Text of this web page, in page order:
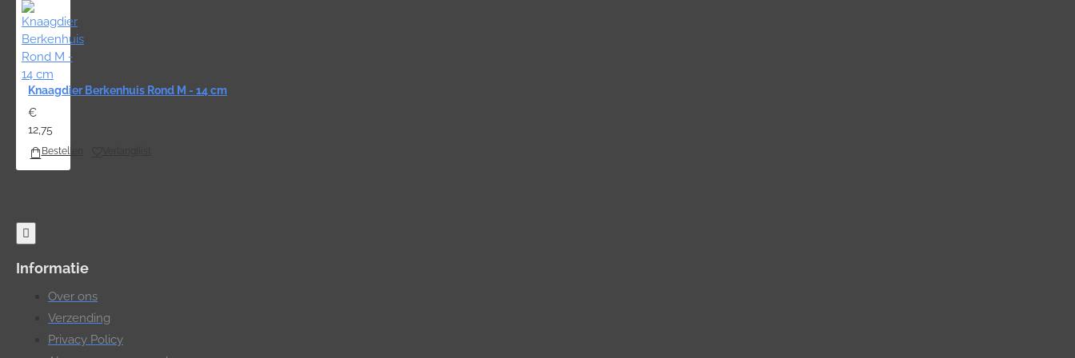
Knaagdier Berkenhuis Rond M - 14 cm
€
12,75
Bestellen
Informatie
Over ons
Verzending
Privacy Policy